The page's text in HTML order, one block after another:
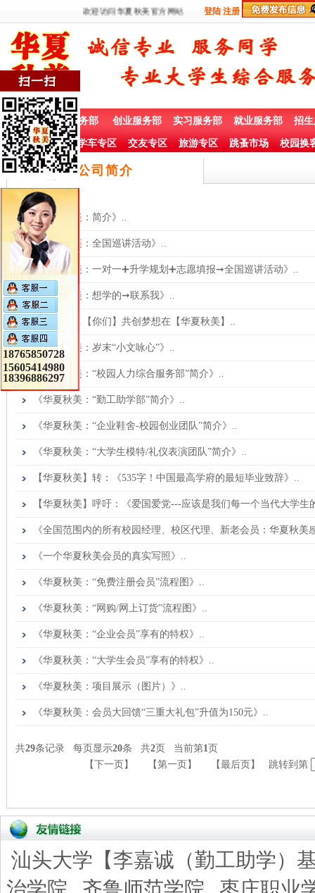
欢迎访问华夏秋美官方网站 登陆 注册
首 页 兼职服务部 创业服务部 实习服务部 就业服务部 招
社团赞助专栏 学车专区 交友专区 旅游专区 跳蚤市场 校园换
公司简介
《华夏秋美：简介》..
《华夏秋美：全国巡讲活动》..
《华夏秋美：一对一➕升学规划➕志愿填报➞全国巡讲活动》..
《华夏秋美：想学的➞联系我》..
【我们】＆【你们】共创梦想在【华夏秋美】..
《华夏秋美：岁末“小文咏心”》..
《华夏秋美：“校园人力综合服务部”​简介》..
《华夏秋美：“勤工助学部”简介》..
《华夏秋美：“企业鞋舍-校园创业团队”简介》..
《华夏秋美：“大学生模特/礼仪表演团队”简介》..
【华夏秋美】转：《535字！中国最高学府的最短毕业致辞》..
【华夏秋美】呼吁：《爱国爱党---应该是我们每一个当代大学生
《全国范围内的所有校园经理、校区代理、新老会员：华夏秋美
《一个华夏秋美会员的真实写照》..
《华夏秋美：“免费注册会员”流程图》..
《华夏秋美：“网购/网上订货”流程图》..
《华夏秋美：“企业会员”享有的特权》..
《华夏秋美：“大学生会员”享有的特权》..
《华夏秋美：项目展示（图片）》..
《华夏秋美：会员大回馈“三重大礼包”升值为150元》..
共29条记录 每页显示20条 共2页 当前第1页
【下一页】
【第一页】 【最后页】 跳转到第
汕头大学【李嘉诚（勤工助学）
18765850728
15605414980
18396886297